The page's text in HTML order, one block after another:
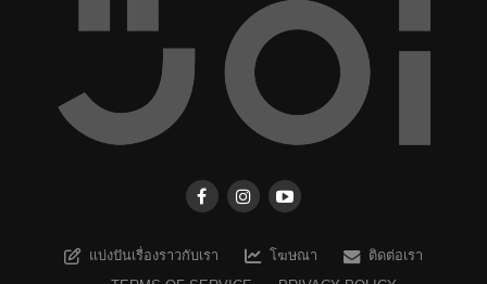
แบ่งปันเรื่องราวกับเรา โฆษณา
ติดต่อเรา